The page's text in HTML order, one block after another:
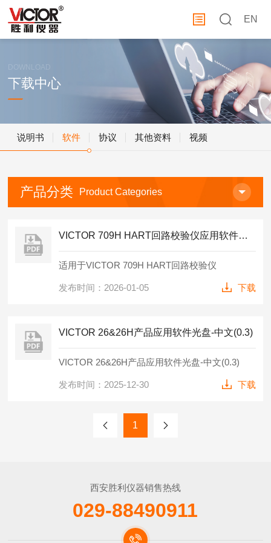
EN
下载中心
说明书 软件 协议 其他资料 视频
产品分类 Product Categories
VICTOR 709H HART回路校验仪应用软件光盘
适用于VICTOR 709H HART回路校验仪
发布时间：2026-01-05 下载
VICTOR 26&26H产品应用软件光盘-中文(0.3)
VICTOR 26&26H产品应用软件光盘-中文(0.3)
发布时间：2025-12-30 下载
1
西安胜利仪器销售热线
029-88490911